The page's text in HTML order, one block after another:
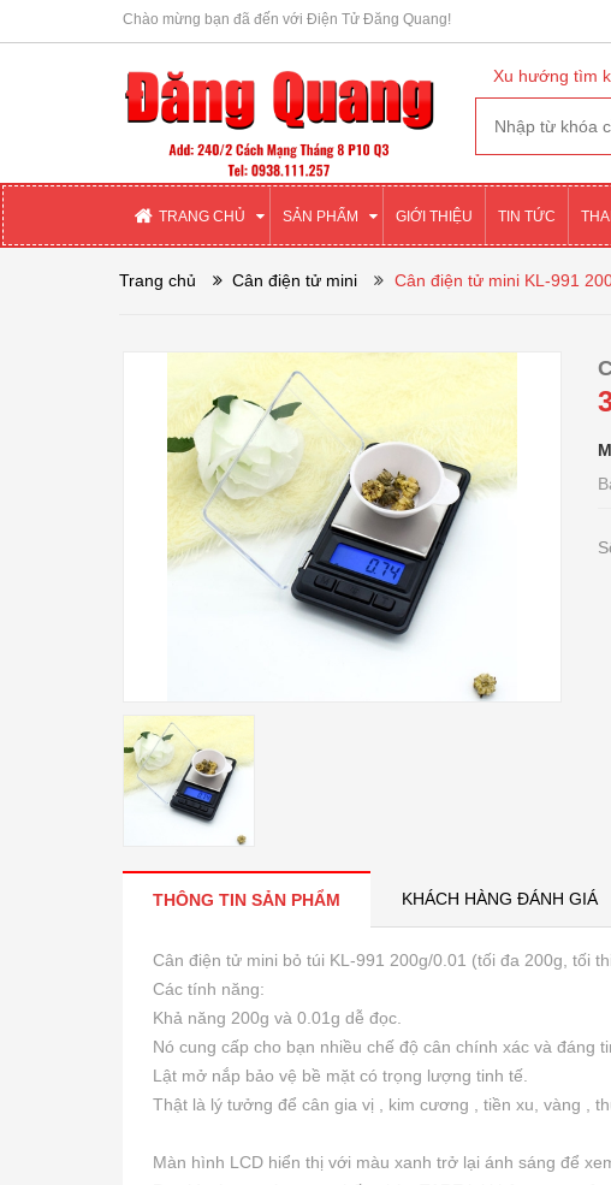
Chào mừng bạn đã đến với Điện Tử Đăng Quang!
Xu hướng tìm
TRANG CHỦ SẢN PHẨM GIỚI THIỆU TIN TỨC
Trang chủ Cân điện tử mini Cân điện tử mini KL-991
THÔNG TIN SẢN PHẨM KHÁCH HÀNG ĐÁNH GIÁ
Cân điện tử mini bỏ túi KL-991 200g/0.01 (tối đa 200g, tối
Các tính năng:
Khả năng 200g và 0.01g dễ đọc.
Nó cung cấp cho bạn nhiều chế độ cân chính xác và đáng
Lật mở nắp bảo vệ bề mặt có trọng lượng tinh tế.
Thật là lý tưởng để cân gia vị , kim cương , tiền xu, vàng ,
Màn hình LCD hiển thị với màu xanh trở lại ánh sáng để